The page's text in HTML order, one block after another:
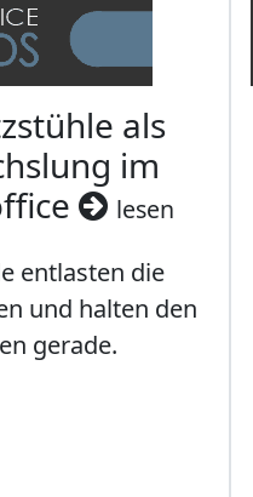
als
im
lesen
entlasten die
und halten den
gerade.